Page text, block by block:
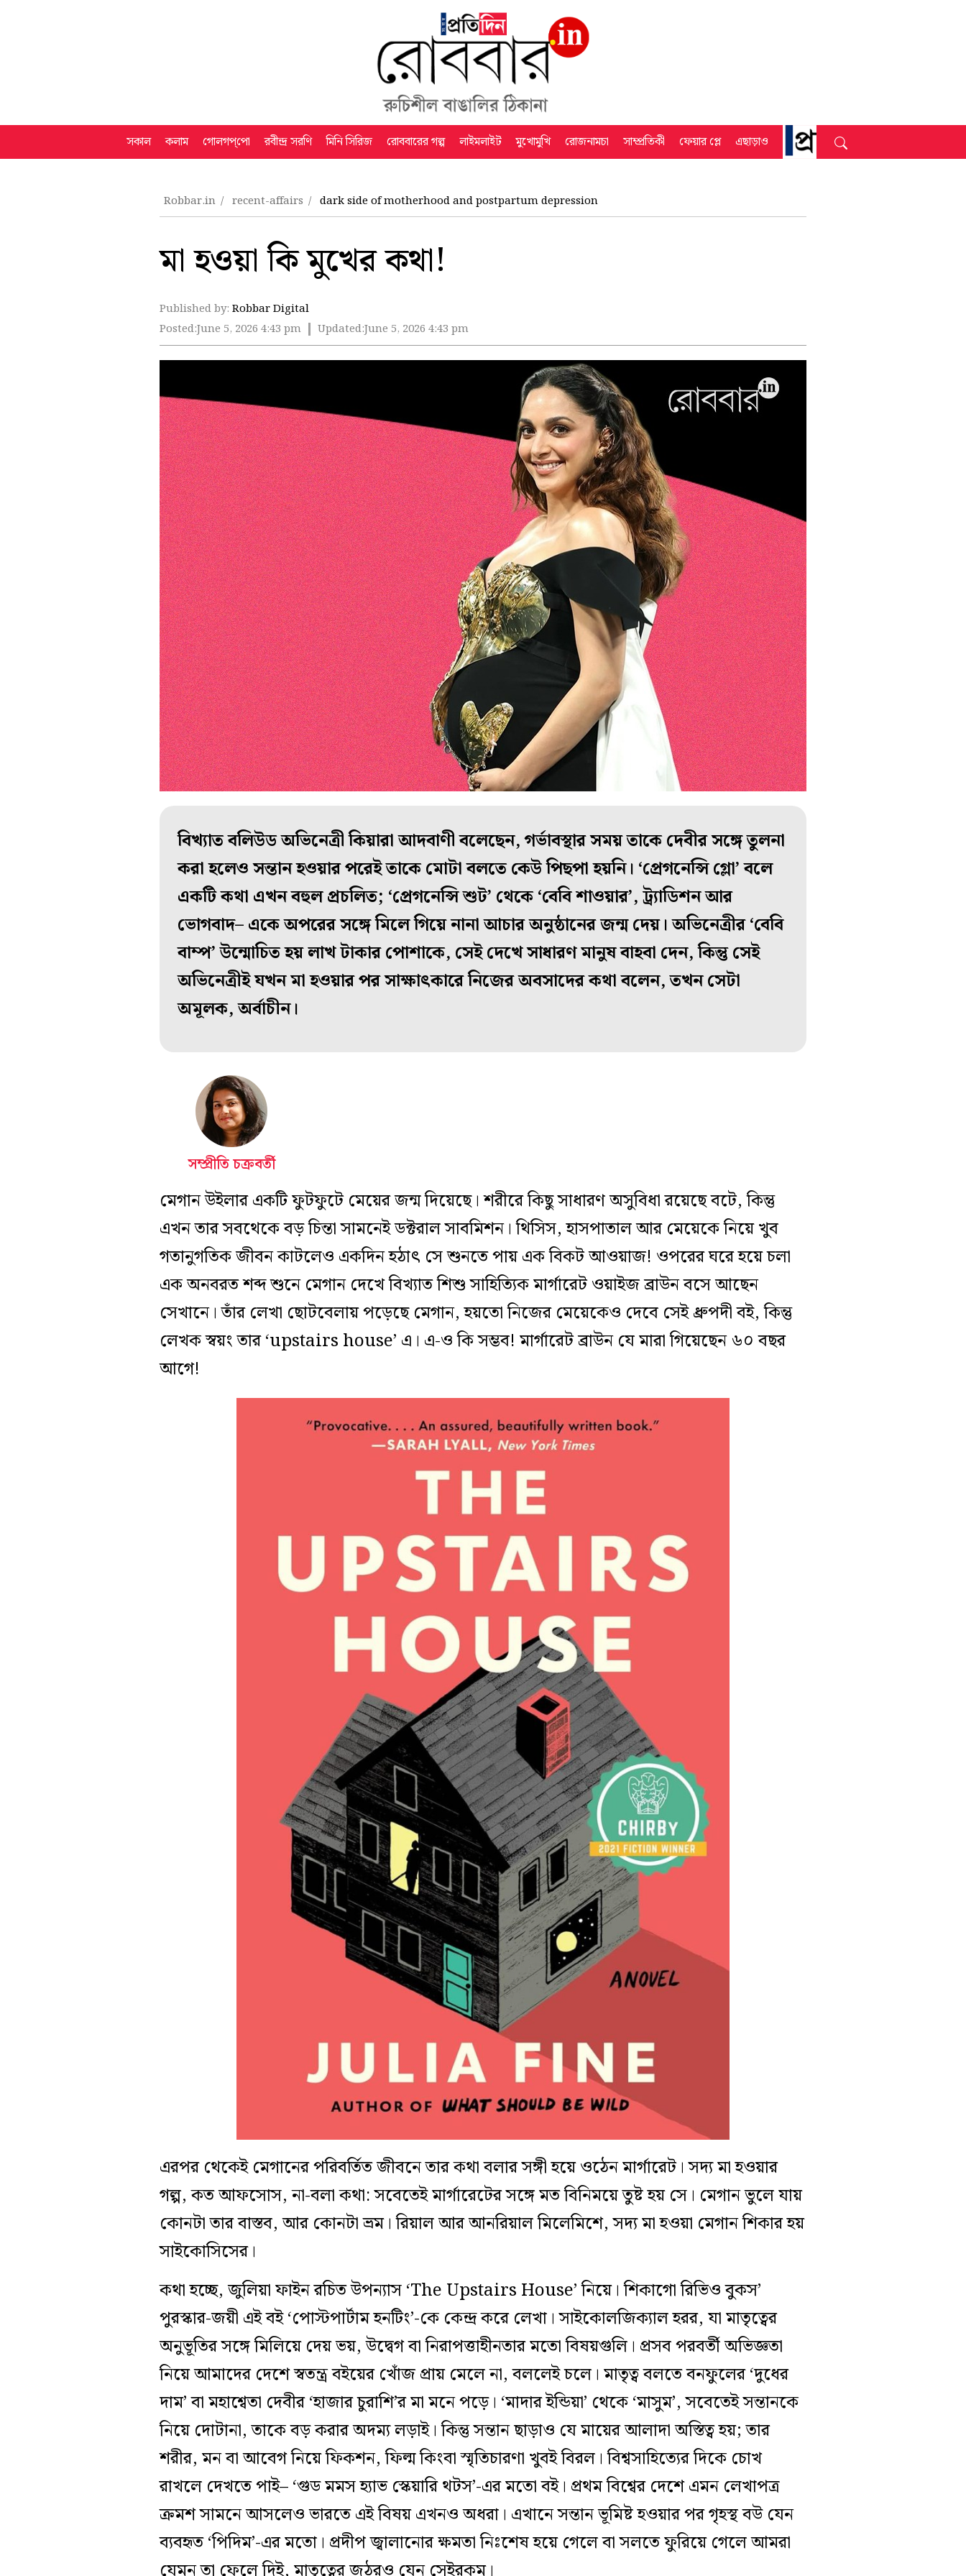
সকাল কলাম গোলগপ্‌পো রবীন্দ্র সরণি মিনি সিরিজ রোববারের গল্প লাইমলাইট মুখোমুখি রোজনামচা সাম্প্রতিকী ফেয়ার প্লে এছাড়াও
Robbar.in recent-affairs dark side of motherhood and postpartum depression
মা হওয়া কি মুখের কথা!
Published by: Robbar Digital
Posted:June 5, 2026 4:43 pm Updated:June 5, 2026 4:43 pm
বিখ্যাত বলিউড অভিনেত্রী কিয়ারা আদবাণী বলেছেন, গর্ভাবস্থার সময় তাকে দেবীর সঙ্গে তুলনা
করা হলেও সন্তান হওয়ার পরেই তাকে মোটা বলতে কেউ পিছপা হয়নি। ‘প্রেগনেন্সি গ্লো’ বলে
একটি কথা এখন বহুল প্রচলিত; ‘প্রেগনেন্সি শুট’ থেকে ‘বেবি শাওয়ার’, ট্র্যাডিশন আর
ভোগবাদ– একে অপরের সঙ্গে মিলে গিয়ে নানা আচার অনুষ্ঠানের জন্ম দেয়। অভিনেত্রীর ‘বেবি
বাম্প’ উন্মোচিত হয় লাখ টাকার পোশাকে, সেই দেখে সাধারণ মানুষ বাহবা দেন, কিন্তু সেই
অভিনেত্রীই যখন মা হওয়ার পর সাক্ষাৎকারে নিজের অবসাদের কথা বলেন, তখন সেটা
অমূলক, অর্বাচীন।
সম্প্রীতি চক্রবর্তী
মেগান উইলার একটি ফুটফুটে মেয়ের জন্ম দিয়েছে। শরীরে কিছু সাধারণ অসুবিধা রয়েছে বটে, কিন্তু
এখন তার সবথেকে বড় চিন্তা সামনেই ডক্টরাল সাবমিশন। থিসিস, হাসপাতাল আর মেয়েকে নিয়ে খুব
গতানুগতিক জীবন কাটলেও একদিন হঠাৎ সে শুনতে পায় এক বিকট আওয়াজ! ওপরের ঘরে হয়ে চলা
এক অনবরত শব্দ শুনে মেগান দেখে বিখ্যাত শিশু সাহিত্যিক মার্গারেট ওয়াইজ ব্রাউন বসে আছেন
সেখানে। তাঁর লেখা ছোটবেলায় পড়েছে মেগান, হয়তো নিজের মেয়েকেও দেবে সেই ধ্রুপদী বই, কিন্তু
লেখক স্বয়ং তার ‘upstairs house’ এ। এ-ও কি সম্ভব! মার্গারেট ব্রাউন যে মারা গিয়েছেন ৬০ বছর
আগে!
এরপর থেকেই মেগানের পরিবর্তিত জীবনে তার কথা বলার সঙ্গী হয়ে ওঠেন মার্গারেট। সদ্য মা হওয়ার
গল্প, কত আফসোস, না-বলা কথা: সবেতেই মার্গারেটের সঙ্গে মত বিনিময়ে তুষ্ট হয় সে। মেগান ভুলে যায়
কোনটা তার বাস্তব, আর কোনটা ভ্রম। রিয়াল আর আনরিয়াল মিলেমিশে, সদ্য মা হওয়া মেগান শিকার হয়
সাইকোসিসের।
কথা হচ্ছে, জুলিয়া ফাইন রচিত উপন্যাস ‘The Upstairs House’ নিয়ে। শিকাগো রিভিও বুকস’
পুরস্কার-জয়ী এই বই ‘পোস্টপার্টাম হনটিং’-কে কেন্দ্র করে লেখা। সাইকোলজিক্যাল হরর, যা মাতৃত্বের
অনুভূতির সঙ্গে মিলিয়ে দেয় ভয়, উদ্বেগ বা নিরাপত্তাহীনতার মতো বিষয়গুলি। প্রসব পরবর্তী অভিজ্ঞতা
নিয়ে আমাদের দেশে স্বতন্ত্র বইয়ের খোঁজ প্রায় মেলে না, বললেই চলে। মাতৃত্ব বলতে বনফুলের ‘দুধের
দাম’ বা মহাশ্বেতা দেবীর ‘হাজার চুরাশি’র মা মনে পড়ে। ‘মাদার ইন্ডিয়া’ থেকে ‘মাসুম’, সবেতেই সন্তানকে
নিয়ে দোটানা, তাকে বড় করার অদম্য লড়াই। কিন্তু সন্তান ছাড়াও যে মায়ের আলাদা অস্তিত্ব হয়; তার
শরীর, মন বা আবেগ নিয়ে ফিকশন, ফিল্ম কিংবা স্মৃতিচারণা খুবই বিরল। বিশ্বসাহিত্যের দিকে চোখ
রাখলে দেখতে পাই– ‘গুড মমস হ্যাভ স্কেয়ারি থটস’-এর মতো বই। প্রথম বিশ্বের দেশে এমন লেখাপত্র
ক্রমশ সামনে আসলেও ভারতে এই বিষয় এখনও অধরা। এখানে সন্তান ভূমিষ্ট হওয়ার পর গৃহস্থ বউ যেন
ব্যবহৃত ‘পিদিম’-এর মতো। প্রদীপ জ্বালানোর ক্ষমতা নিঃশেষ হয়ে গেলে বা সলতে ফুরিয়ে গেলে আমরা